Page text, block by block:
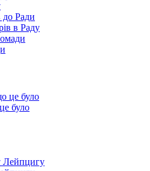
до Ради
в Раду
було